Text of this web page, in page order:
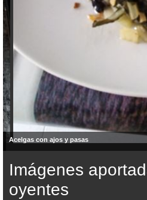
Acelgas con ajos y pasas
Imágenes
oyentes